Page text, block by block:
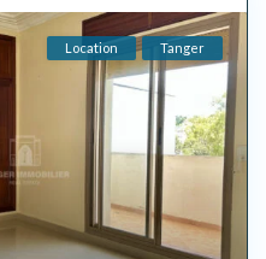
Location Tanger